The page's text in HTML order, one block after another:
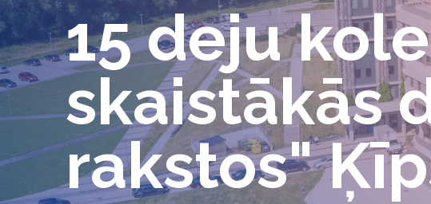
15 deju
skaistākās
rakstos"